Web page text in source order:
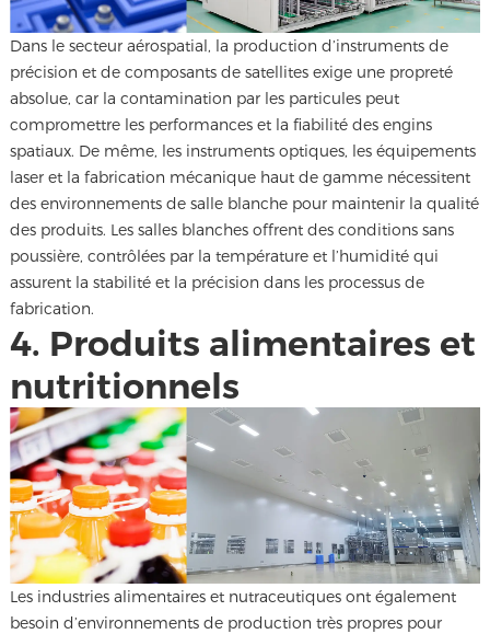
Dans le secteur aérospatial, la production d’instruments de
précision et de composants de satellites exige une propreté
absolue, car la contamination par les particules peut
compromettre les performances et la fiabilité des engins
spatiaux. De même, les instruments optiques, les équipements
laser et la fabrication mécanique haut de gamme nécessitent
des environnements de salle blanche pour maintenir la qualité
des produits. Les salles blanches offrent des conditions sans
poussière, contrôlées par la température et l’humidité qui
assurent la stabilité et la précision dans les processus de
fabrication.
4. Produits alimentaires et
nutritionnels
Les industries alimentaires et nutraceutiques ont également
besoin d’environnements de production très propres pour